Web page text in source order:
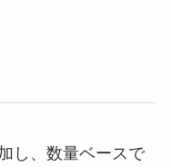
し、数量ベースで